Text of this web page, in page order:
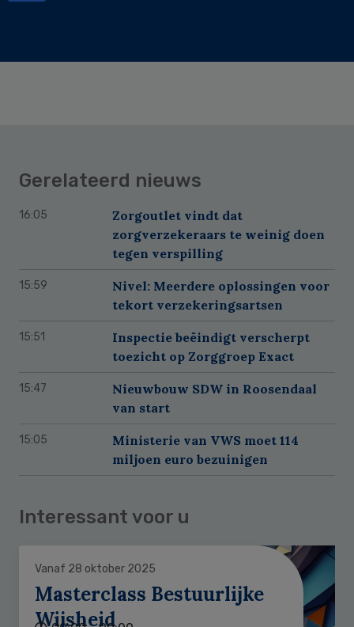
Gerelateerd nieuws
16:05
Zorgoutlet vindt dat
zorgverzekeraars te weinig doen
tegen verspilling
15:59
Nivel: Meerdere oplossingen voor
tekort verzekeringsartsen
15:51
Inspectie beëindigt verscherpt
toezicht op Zorggroep Exact
15:47
Nieuwbouw SDW in Roosendaal
van start
15:05
Ministerie van VWS moet 114
miljoen euro bezuinigen
Interessant voor u
Vanaf 28 oktober 2025
Masterclass Bestuurlijke
Wijsheid